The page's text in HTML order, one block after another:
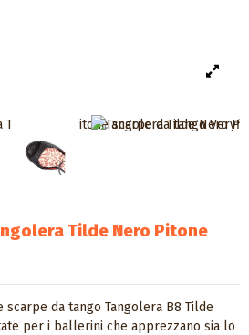
Tilde Nero Pitone
da tango Tangolera B8 Tilde
per i ballerini che apprezzano sia lo